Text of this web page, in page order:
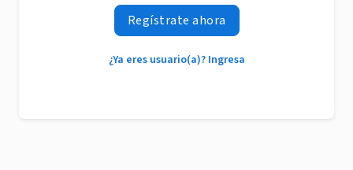
Regístrate ahora
¿Ya eres usuario(a)? Ingresa